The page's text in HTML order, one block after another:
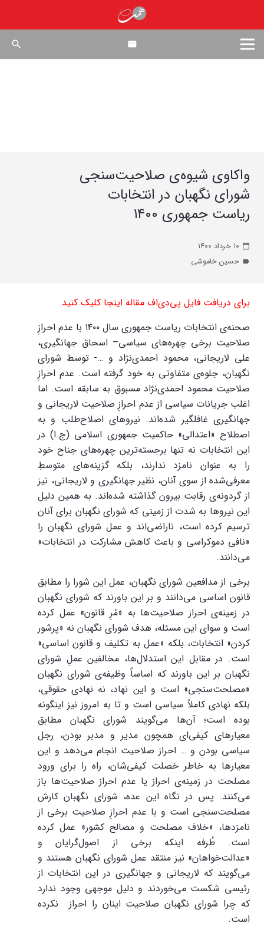
search
واکاوی شیوه‌ی صلاحیت‌سنجی
شورای نگهبان در انتخابات
ریاست جمهوری ۱۴۰۰
calendar_today ۱۰ خرداد ۱۴۰۰
label حسین خاموشی
برای دریافت فایل پی‌دی‌اف مقاله اینجا کلیک کنید
صحنه‌ی انتخابات ریاست جمهوری سال ۱۴۰۰ با عدم احرازِ
صلاحیت برخی چهره‌های سیاسی– اسحاق جهانگیری،
علی لاریجانی، محمود احمدی‌نژاد و …- توسط شورای
نگهبان، جلوه‌ی متفاوتی به خود گرفته است. عدم احرازِ
صلاحیت محمود احمدی‌نژاد مسبوق به سابقه است. اما
اغلب جریانات سیاسی از عدم احرازِ صلاحیت لاریجانی و
جهانگیری غافلگیر شده‌اند. نیروهای اصلاح‌طلب و به
اصطلاح «اعتدالی» حاکمیت جمهوری اسلامی (ج.ا) در
این انتخابات نه تنها برجسته‌ترین چهره‌های جناح خود
را به عنوان نامزد ندارند، بلکه گزینه‌های متوسطِ
معرفی‌شده از سوی آنان، نظیر جهانگیری و لاریجانی، نیز
از گردونه‌ی رقابت بیرون گذاشته شده‌اند. به همین دلیل
این نیروها به شدت از زمینی که شورای نگهبان برای آنان
ترسیم کرده است، ناراضی‌اند و عمل شورای نگهبان را
«نافی دموکراسی و باعث کاهش مشارکت در انتخابات»
می‌دانند.
برخی از مدافعین شورای نگهبان، عمل این شورا را مطابق
قانون اساسی می‌دانند و بر این باورند که شورای نگهبان
در زمینه‌ی احراز صلاحیت‌ها به «مُرِ قانون» عمل کرده
است و سوای این مسئله، هدف شورای نگهبان نه «پرشور
کردن» انتخابات، بلکه «عمل به تکلیف و قانون اساسی»
است. در مقابل این استدلال‌ها، مخالفین عملِ شورای
نگهبان بر این باورند که اساساً وظیفه‌ی شورای نگهبان
«مصلحت‌سنجی» است و این نهاد، نه نهادی حقوقی،
بلکه نهادی کاملاً سیاسی است و تا به امروز نیز اینگونه
بوده است؛ آن‌ها می‌گویند شورای نگهبان مطابق
معیارهای کیفی‌ای همچون مدیر و مدبر بودن، رجل
سیاسی بودن و … احراز صلاحیت انجام می‌دهد و این
معیارها به خاطر خصلت کیفی‌شان، راه را برای ورود
مصلحت در زمینه‌ی احراز یا عدم احراز صلاحیت‌ها باز
می‌کنند. پس در نگاه این عده، شورای نگهبان کارش
مصلحت‌سنجی است و با عدم احرازِ صلاحیت برخی از
نامزدها، «خلاف مصلحت و مصالح کشور» عمل کرده
است. طُرفه اینکه برخی از اصول‌گرایان و
«عدالت‌خواهان» نیز منتقد عمل شورای نگهبان هستند و
می‌گویند که لاریجانی و جهانگیری در این انتخابات از
رئیسی شکست می‌خوردند و دلیل موجهی وجود ندارد
که چرا شورای نگهبان صلاحیت اینان را احراز نکرده
است.